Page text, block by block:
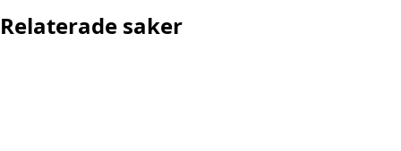
Relaterade saker